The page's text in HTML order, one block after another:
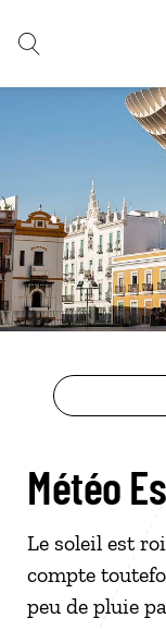
Météo
Le soleil est
compte
peu de pluie